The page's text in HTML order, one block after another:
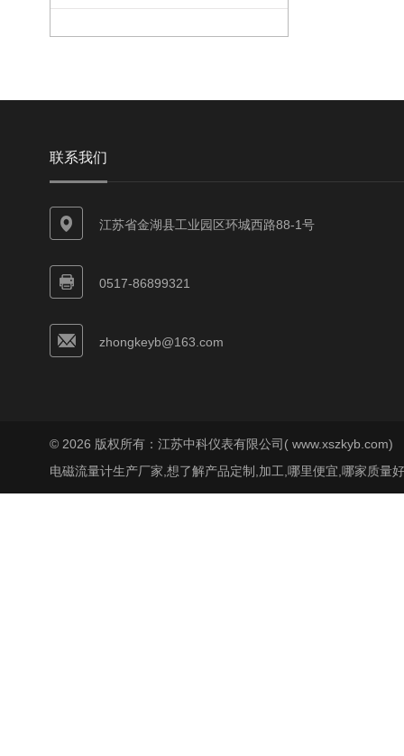
联系我们
江苏省金湖县工业园区环城西路88-1号
0517-86899321
zhongkeyb@163.com
© 2026 版权所有：江苏中科仪表有限公司( www.xszkyb.com)
电磁流量计生产厂家,想了解产品定制,加工,哪里便宜,哪家质量